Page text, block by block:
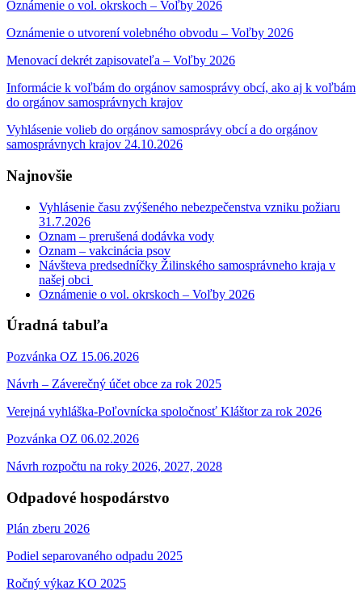
Oznámenie o vol. okrskoch – Voľby 2026
Oznámenie o utvorení volebného obvodu – Voľby 2026
Menovací dekrét zapisovateľa – Voľby 2026
Informácie k voľbám do orgánov samosprávy obcí, ako aj k voľbám
do orgánov samosprávnych krajov
Vyhlásenie volieb do orgánov samosprávy obcí a do orgánov
samosprávnych krajov 24.10.2026
Najnovšie
Vyhlásenie času zvýšeného nebezpečenstva vzniku požiaru
31.7.2026
Oznam – prerušená dodávka vody
Oznam – vakcinácia psov
Návšteva predsedníčky Žilinského samosprávneho kraja v
našej obci
Oznámenie o vol. okrskoch – Voľby 2026
Úradná tabuľa
Pozvánka OZ 15.06.2026
Návrh – Záverečný účet obce za rok 2025
Verejná vyhláška-Poľovnícka spoločnosť Kláštor za rok 2026
Pozvánka OZ 06.02.2026
Návrh rozpočtu na roky 2026, 2027, 2028
Odpadové hospodárstvo
Plán zberu 2026
Podiel separovaného odpadu 2025
Ročný výkaz KO 2025